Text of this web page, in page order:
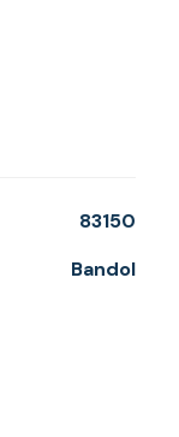
83150
Bandol